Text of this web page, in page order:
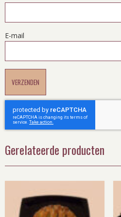
E-mail
Gerelateerde producten